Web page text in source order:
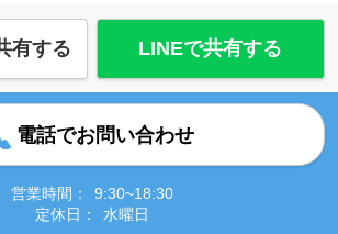
有する LINEで共有する
電話でお問い合わせ
営業時間：
9:30~18:30
定休日：
水曜日